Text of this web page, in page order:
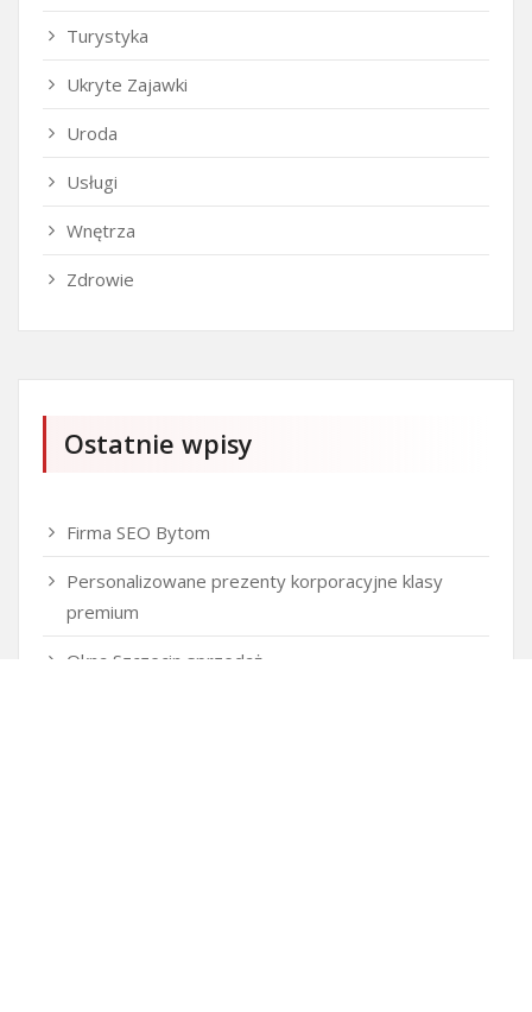
Turystyka
Ukryte Zajawki
Uroda
Usługi
Wnętrza
Zdrowie
Ostatnie wpisy
Firma SEO Bytom
Personalizowane prezenty korporacyjne klasy
premium
Okna Szczecin sprzedaż